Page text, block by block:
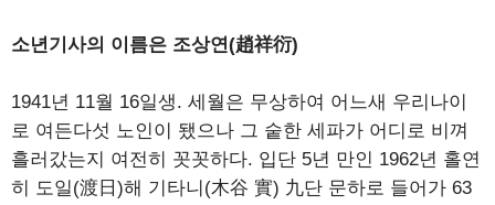
소년기사의 이름은 조상연(趙祥衍)
1941년 11월 16일생. 세월은 무상하여 어느새 우리나이
로 여든다섯 노인이 됐으나 그 숱한 세파가 어디로 비껴
흘러갔는지 여전히 꼿꼿하다. 입단 5년 만인 1962년 홀연
히 도일(渡日)해 기타니(木谷 實) 九단 문하로 들어가 63